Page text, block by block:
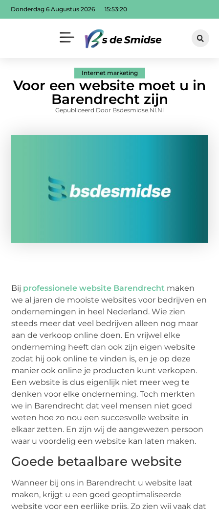
Donderdag 6 Augustus 2026 15:53:20
Internet marketing
Voor een website moet u in
Barendrecht zijn
Gepubliceerd Door Bsdesmidse.nl.nl
Bij professionele website Barendrecht maken
we al jaren de mooiste websites voor bedrijven en
ondernemingen in heel Nederland. Wie zien
steeds meer dat veel bedrijven alleen nog maar
aan de verkoop online doen. En vrijwel elke
onderneming heeft dan ook zijn eigen website
zodat hij ook online te vinden is, en je op deze
manier ook online je producten kunt verkopen.
Een website is dus eigenlijk niet meer weg te
denken voor elke onderneming. Toch merkten
we in Barendrecht dat veel mensen niet goed
weten hoe zo nou een succesvolle website in
elkaar zetten. En zijn wij de aangewezen persoon
waar u voordelig een website kan laten maken.
Goede betaalbare website
Wanneer bij ons in Barendrecht u website laat
maken, krijgt u een goed geoptimaliseerde
website voor een eerlijke prijs. Zo zien wij vaak dat